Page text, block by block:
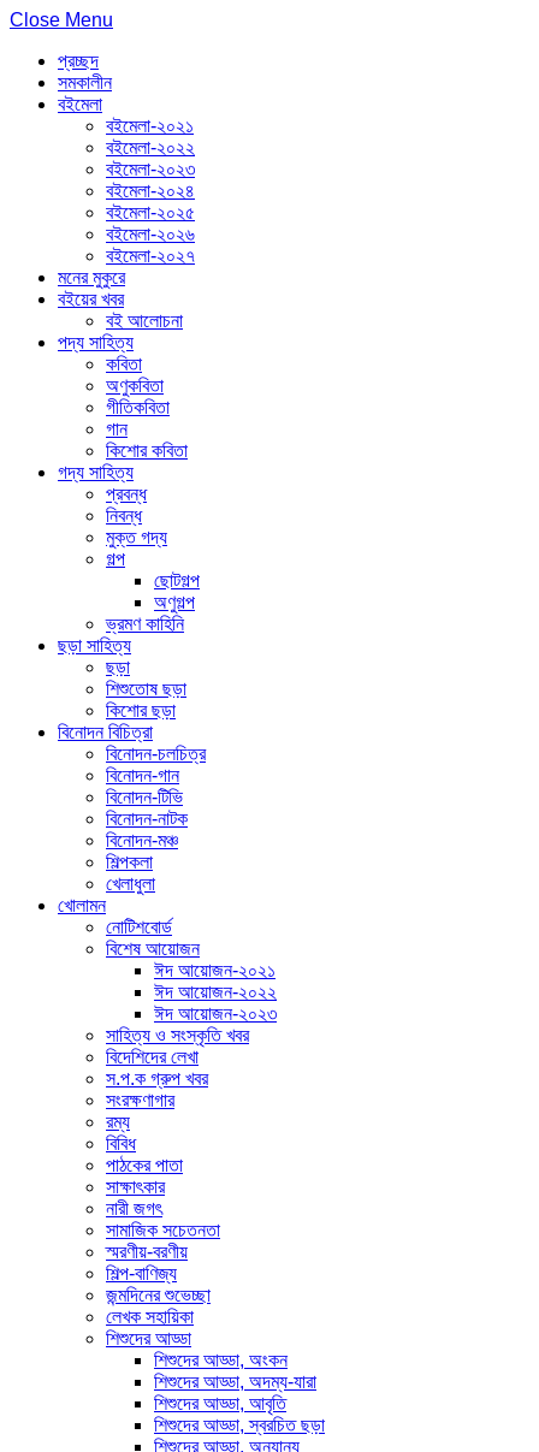
Close Menu
প্রচ্ছদ
সমকালীন
বইমেলা
বইমেলা-২০২১
বইমেলা-২০২২
বইমেলা-২০২৩
বইমেলা-২০২৪
বইমেলা-২০২৫
বইমেলা-২০২৬
বইমেলা-২০২৭
মনের মুকুরে
বইয়ের খবর
বই আলোচনা
পদ্য সাহিত্য
কবিতা
অণুকবিতা
গীতিকবিতা
গান
কিশোর কবিতা
গদ্য সাহিত্য
প্রবন্ধ
নিবন্ধ
মুক্ত গদ্য
গল্প
ছোটগল্প
অণুগল্প
ভ্রমণ কাহিনি
ছড়া সাহিত্য
ছড়া
শিশুতোষ ছড়া
কিশোর ছড়া
বিনোদন বিচিত্রা
বিনোদন-চলচিত্র
বিনোদন-গান
বিনোদন-টিভি
বিনোদন-নাটক
বিনোদন-মঞ্চ
শিল্পকলা
খেলাধুলা
খোলামন
নোটিশবোর্ড
বিশেষ আয়োজন
ঈদ আয়োজন-২০২১
ঈদ আয়োজন-২০২২
ঈদ আয়োজন-২০২৩
সাহিত্য ও সংস্কৃতি খবর
বিদেশিদের লেখা
স.প.ক গ্রুপ খবর
সংরক্ষণাগার
রম্য
বিবিধ
পাঠকের পাতা
সাক্ষাৎকার
নারী জগৎ
সামাজিক সচেতনতা
স্মরণীয়-বরণীয়
শিল্প-বাণিজ্য
জন্মদিনের শুভেচ্ছা
লেখক সহায়িকা
শিশুদের আড্ডা
শিশুদের আড্ডা, অংকন
শিশুদের আড্ডা, অদম্য-যারা
শিশুদের আড্ডা, আবৃতি
শিশুদের আড্ডা, স্বরচিত ছড়া
শিশুদের আড্ডা, অন্যান্য